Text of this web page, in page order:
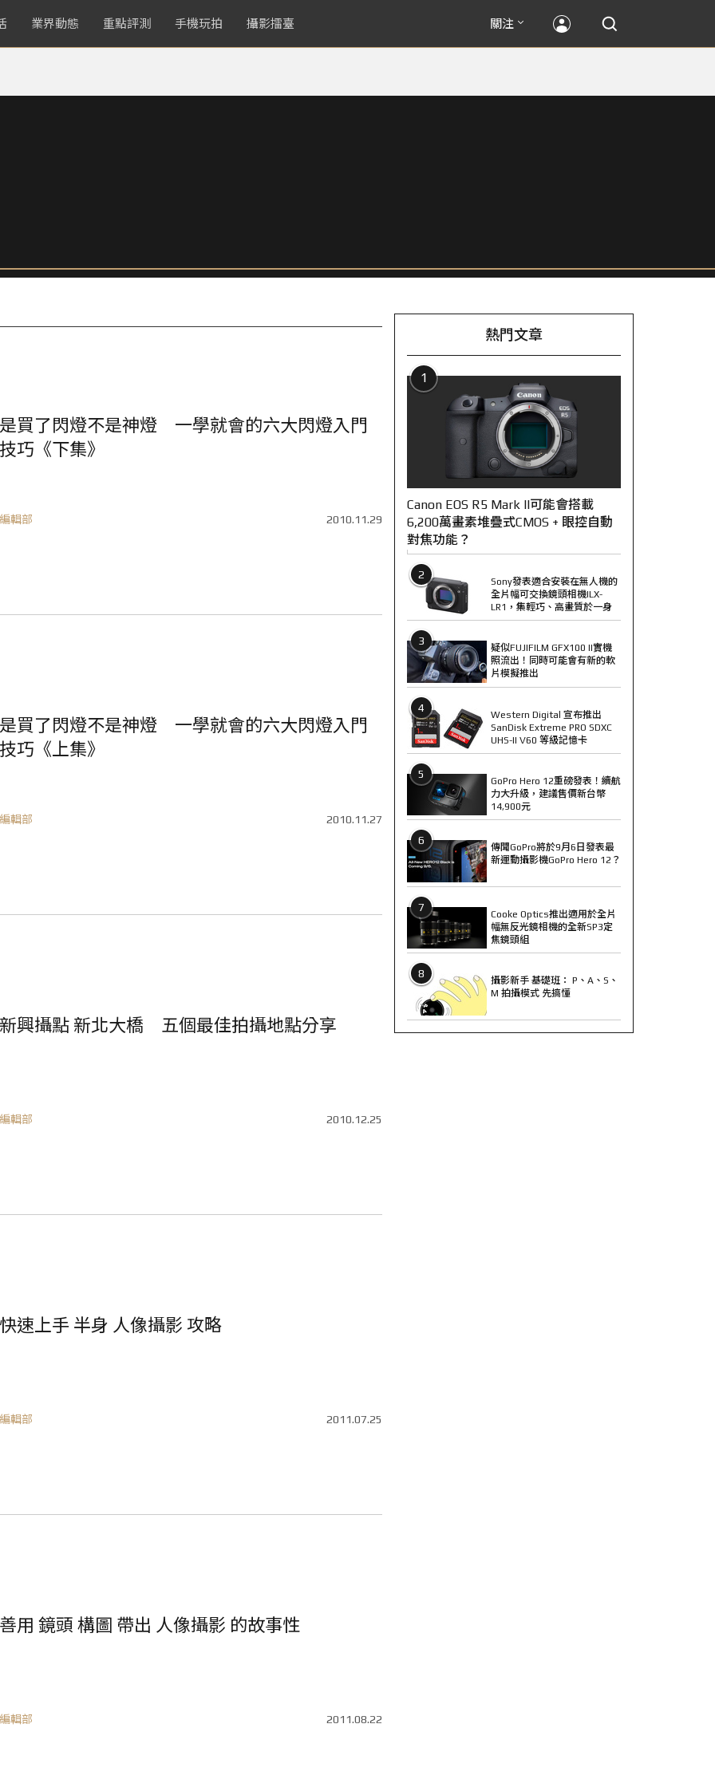
業界動態 重點評測 手機玩拍 攝影擂臺 關注
是買了閃燈不是神燈 一學就會的六大閃燈入門
技巧《下集》
編輯部 2010.11.29
是買了閃燈不是神燈 一學就會的六大閃燈入門
技巧《上集》
編輯部 2010.11.27
新興攝點 新北大橋 五個最佳拍攝地點分享
編輯部 2010.12.25
快速上手 半身 人像攝影 攻略
編輯部 2011.07.25
善用 鏡頭 構圖 帶出 人像攝影 的故事性
編輯部 2011.08.22
熱門文章
1
Canon EOS R5 Mark II可能會搭載
6,200萬畫素堆疊式CMOS + 眼控自動
對焦功能？
2
Sony發表適合安裝在無人機的
全片幅可交換鏡頭相機ILX-
LR1，集輕巧、高畫質於一身
3
疑似FUJIFILM GFX100 II實機
照流出！同時可能會有新的軟
片模擬推出
4
Western Digital 宣布推出
SanDisk Extreme PRO SDXC
UHS-II V60 等級記憶卡
5
GoPro Hero 12重磅發表！續航
力大升級，建議售價新台幣
14,900元
6
傳聞GoPro將於9月6日發表最
新運動攝影機GoPro Hero 12？
7
Cooke Optics推出適用於全片
幅無反光鏡相機的全新SP3定
焦鏡頭組
8
攝影新手 基礎班： P、A、S、
M 拍攝模式 先搞懂